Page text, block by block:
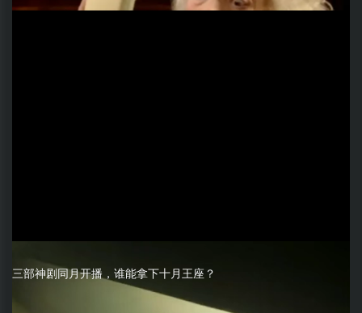
三部神剧同月开播，谁能拿下十月王座？